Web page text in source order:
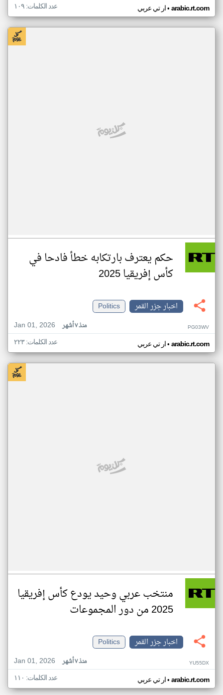
ار تي عربي• arabic.rt.com عدد الكلمات: ١٠٩
حكم يعترف بارتكابه خطأ فادحا في
كأس إفريقيا 2025
اخبار جزر القمر
Politics
Jan 01, 2026
منذ ٧ أشهر PG03WV
ار تي عربي• arabic.rt.com عدد الكلمات: ٢٢٣
منتخب عربي وحيد يودع كأس إفريقيا
2025 من دور المجموعات
اخبار جزر القمر
Politics
Jan 01, 2026
منذ ٧ أشهر YU55DX
ار تي عربي• arabic.rt.com عدد الكلمات: ١١٠